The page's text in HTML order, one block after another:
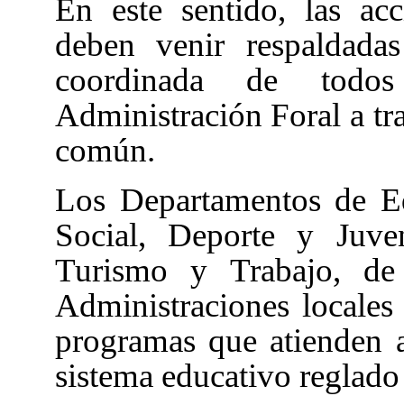
En este sentido, las
deben venir
coordinada de
Administración Foral a
común.
Los Departamentos de
Social, Deporte y
Turismo y Trabajo,
Administraciones
programas que atienden
sistema educativo